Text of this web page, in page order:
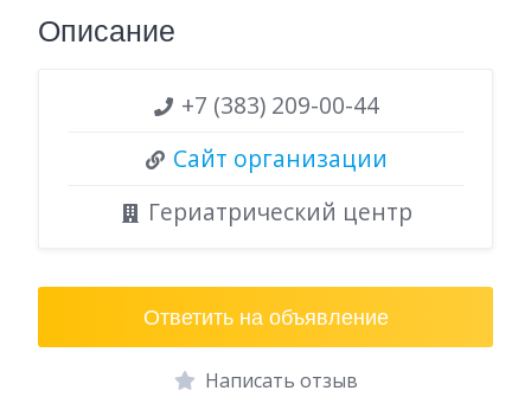
Описание
+7 (383) 209-00-44
Сайт организации
Гериатрический центр
Ответить на объявление
Написать отзыв